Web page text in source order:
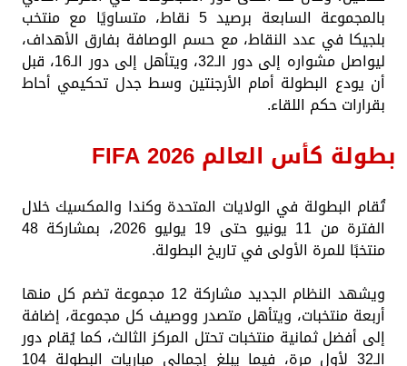
بالمجموعة السابعة برصيد 5 نقاط، متساويًا مع منتخب
بلجيكا في عدد النقاط، مع حسم الوصافة بفارق الأهداف،
ليواصل مشواره إلى دور الـ32، ويتأهل إلى دور الـ16، قبل
أن يودع البطولة أمام الأرجنتين وسط جدل تحكيمي أحاط
بقرارات حكم اللقاء.
بطولة كأس العالم FIFA 2026
تُقام البطولة في الولايات المتحدة وكندا والمكسيك خلال
الفترة من 11 يونيو حتى 19 يوليو 2026، بمشاركة 48
منتخبًا للمرة الأولى في تاريخ البطولة.
ويشهد النظام الجديد مشاركة 12 مجموعة تضم كل منها
أربعة منتخبات، ويتأهل متصدر ووصيف كل مجموعة، إضافة
إلى أفضل ثمانية منتخبات تحتل المركز الثالث، كما يُقام دور
الـ32 لأول مرة، فيما يبلغ إجمالي مباريات البطولة 104